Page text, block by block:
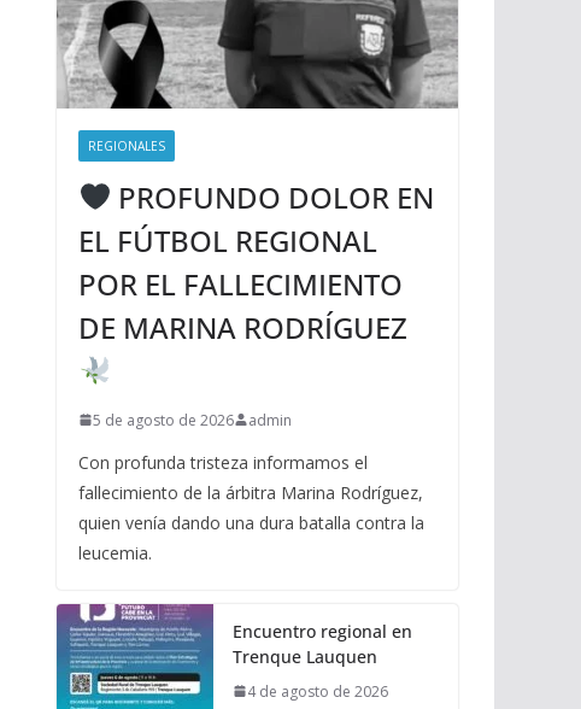
REGIONALES
PROFUNDO DOLOR EN
EL FÚTBOL REGIONAL
POR EL FALLECIMIENTO
DE MARINA RODRÍGUEZ
5 de agosto de 2026 admin
Con profunda tristeza informamos el
fallecimiento de la árbitra Marina Rodríguez,
quien venía dando una dura batalla contra la
leucemia.
Encuentro regional en
Trenque Lauquen
4 de agosto de 2026